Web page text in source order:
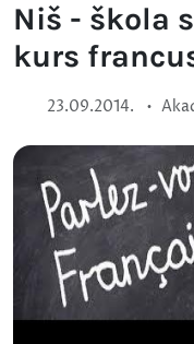
Niš - škola
kurs
23.09.2014. •